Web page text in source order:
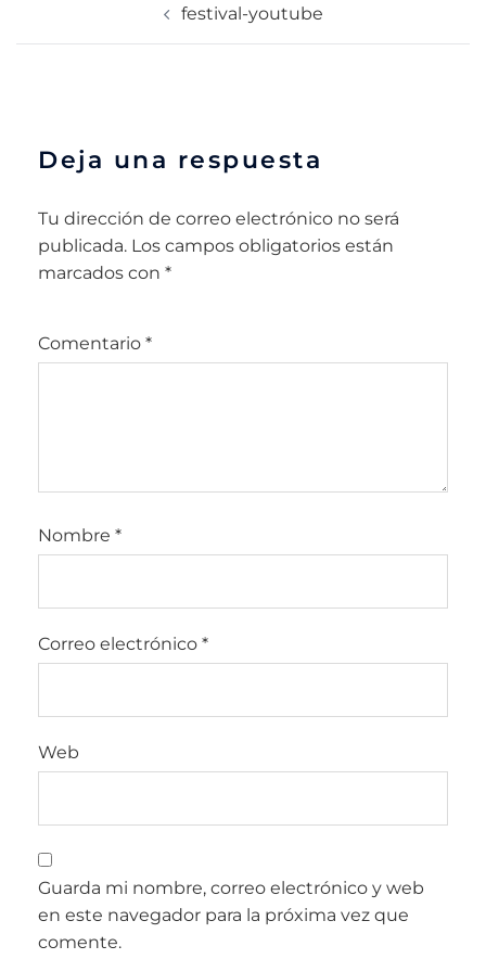
festival-youtube
Deja una respuesta
Tu dirección de correo electrónico no será
publicada. Los campos obligatorios están
marcados con *
Comentario *
Nombre *
Correo electrónico *
Web
Guarda mi nombre, correo electrónico y web
en este navegador para la próxima vez que
comente.
Alternative: